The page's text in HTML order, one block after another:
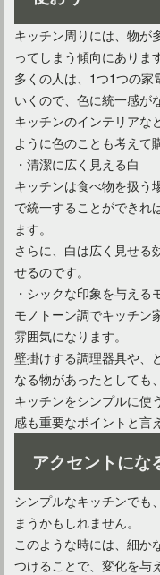
キッチン周りには、物が
ってしまう傾向にあります
多くの人は、1つ1つの
いくので、色に統一感が
キッチンのインテリアな
ように色のことも考えて
・清潔に広く見える白
キッチンは食べ物を扱う
で統一することができれ
ます。
さらに、白は広く見せる
せるのです。
・シックな印象を与える
モノトーン調でキッチン
雰囲気になります。
壁掛けする調理器具や、
なる物があったとしても
キッチンをシンプルに使
感も重要なポイントと言
アクセントにな
シンプルなキッチンでも
まうかもしれません。
このような時には、細か
つけることで、変化を与